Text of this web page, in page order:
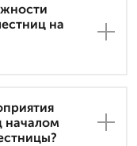
на
началом